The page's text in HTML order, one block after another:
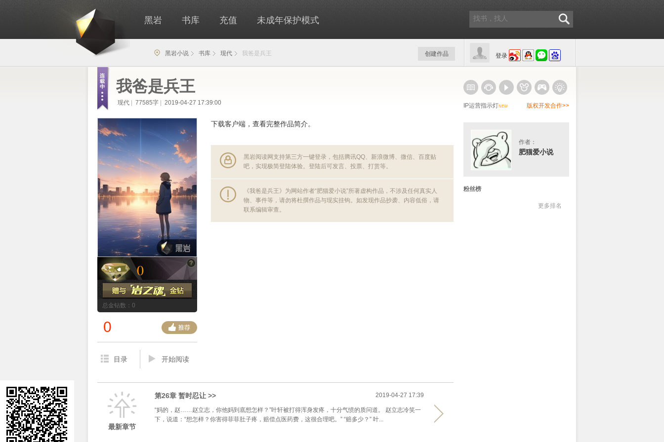
黑岩 书库 充值 未成年保护模式
登录
黑岩小说 书库 现代 我爸是兵王 创建作品
我爸是兵王
现代 77585字 2019-04-27 17:39:00
0
总金钻数：0
0
目录 开始阅读
下载客户端，查看完整作品简介。
黑岩阅读网支持第三方一键登录，包括腾讯QQ、新浪微博、微信、百度贴
吧，实现极简登陆体验。登陆后可发言、投票、打赏等。
《我爸是兵王》为网站作者“肥猫爱小说”所著虚构作品，不涉及任何真实人
物、事件等，请勿将杜撰作品与现实挂钩。如发现作品抄袭、内容低俗，请
联系编辑审查。
最新章节
2019-04-27 17:39
第26章 暂时忍让 >>
“妈的，赵……赵立志，你他妈到底想怎样？”叶轩被打得浑身发疼，十分气愤的质问道。 赵立志冷笑一
下，说道：“想怎样？你害得菲菲肚子疼，赔偿点医药费，这很合理吧。” “赔多少？” 叶...
IP运营指示灯NEW 版权开发合作>>
作者：
肥猫爱小说
粉丝榜
更多排名